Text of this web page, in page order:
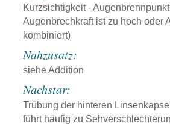
Kurzsichtigkeit -
Augenbrechkraft ist zu hoch oder
kombiniert)
Nahzusatz:
siehe Addition
Nachstar:
Trübung der hinteren
führt häufig zu